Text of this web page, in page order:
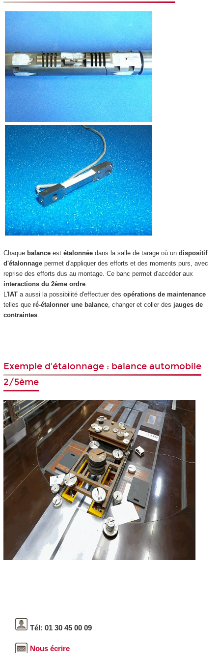
Chaque balanceest étalonnée dans la salle de tarage où un dispositif
d'étalonnagepermet d'appliquer des efforts et des moments purs, avec
reprise des efforts dus au montage. Ce banc permet d'accéder aux
interactions du 2ème ordre.
L'IATa aussi la possibilité d'effectuer des opérations de maintenance
telles que ré-étalonner une balance, changer et coller des jauges de
contraintes.
Exemple d'étalonnage : balance automobile
2/5ème
Tél: 01 30 45 00 09
Nous écrire